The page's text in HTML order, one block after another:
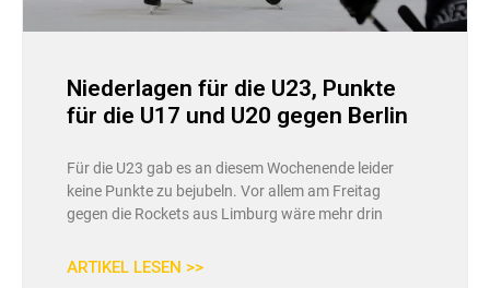
Niederlagen für die U23, Punkte
für die U17 und U20 gegen Berlin
Für die U23 gab es an diesem Wochenende leider
keine Punkte zu bejubeln. Vor allem am Freitag
gegen die Rockets aus Limburg wäre mehr drin
ARTIKEL LESEN >>